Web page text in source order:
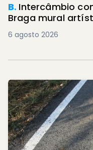
B. Intercâmbio com
Braga mural
6 agosto 2026